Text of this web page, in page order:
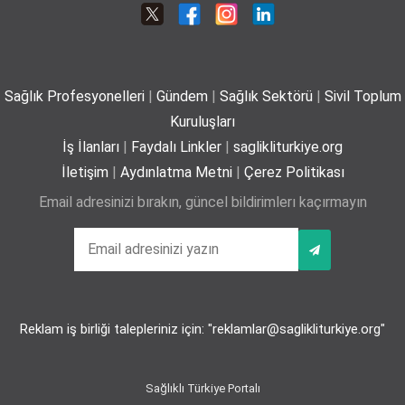
ameliyatsız tedavi
Plajda kalp sağlığı için 5 önemli öneri
25-06-2026
24-06-2026
Sağlık Profesyonelleri| Gündem Sağlık Sektörü
Sivil Toplum
Kuruluşları
İş İlanları
Faydalı Linkler
saglikliturkiye.org
İletişim
Aydınlatma Metni| Çerez Politikası
Email adresinizi bırakın, güncel bildirimlerı kaçırmayın
Reklam iş birliği talepleriniz için: "reklamlar@saglikliturkiye.org"
Sağlıklı Türkiye Portalı